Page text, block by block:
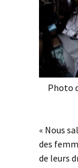
Photo
« Nous
des
de leurs